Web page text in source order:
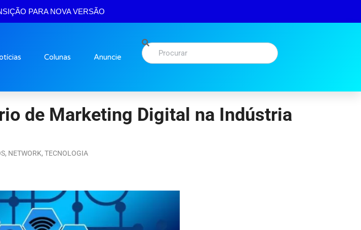
PARA NOVA VERSÃO
Colunas Anuncie
de Marketing Digital na Indústria
, NETWORK, TECNOLOGIA